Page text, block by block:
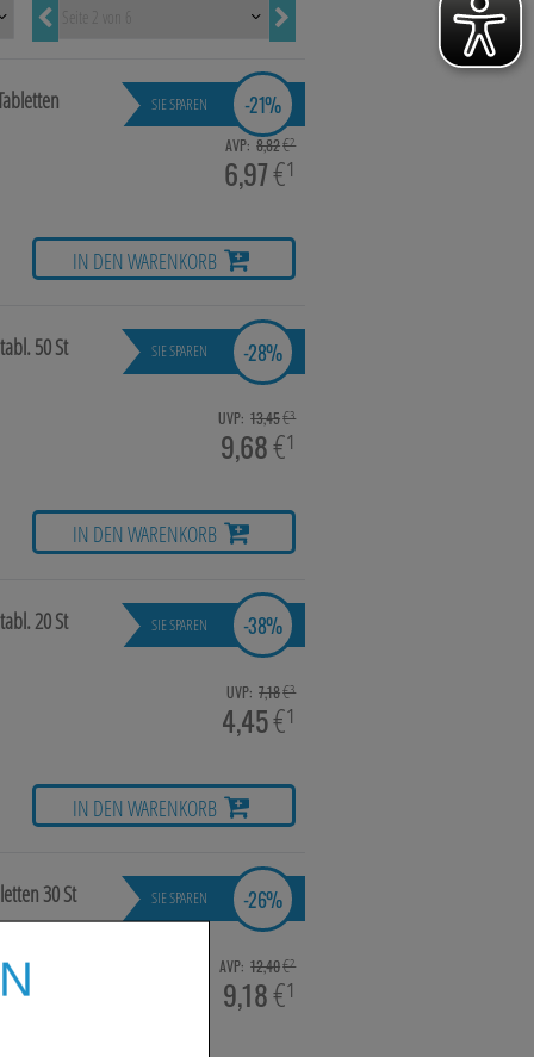
Schüsslersalze & Bachblüten
AVP: 8,82€²
6,97€¹
SIE SPAREN -21%
IN DEN WARENKORB
50 St
UVP: 13,45€³
9,68€¹
SIE SPAREN -28%
IN DEN WARENKORB
20 St
UVP: 7,18€³
4,45€¹
SIE SPAREN -38%
IN DEN WARENKORB
30 St
AVP: 12,40€²
9,18€¹
SIE SPAREN -26%